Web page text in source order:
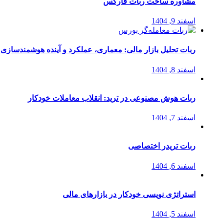
اسفند 9, 1404
ربات تحلیل بازار مالی: معماری، عملکرد و آینده
اسفند 8, 1404
ربات هوش مصنوعی در ترید: انقلاب معاملات خودکار
اسفند 7, 1404
ربات تریدر اختصاصی
اسفند 6, 1404
استراتژی‌ نویسی خودکار در بازارهای مالی
اسفند 5, 1404